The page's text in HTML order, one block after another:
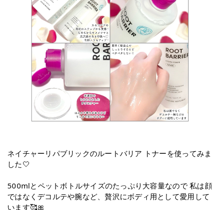
ネイチャーリパブリックのルートバリア トナーを使ってみま
した🤍
500mlとペットボトルサイズのたっぷり大容量なので 私は顔
ではなくデコルテや腕など、贅沢にボディ用として愛用して
います🥰🎀